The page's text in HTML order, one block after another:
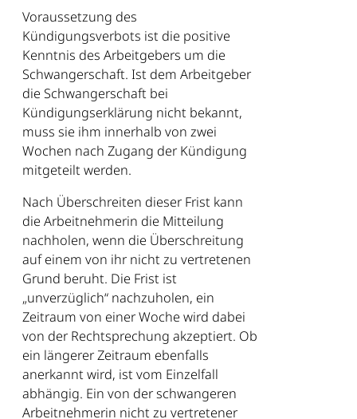
Voraussetzung des
Kündigungsverbots ist die positive
Kenntnis des Arbeitgebers um die
Schwangerschaft. Ist dem Arbeitgeber
die Schwangerschaft bei
Kündigungserklärung nicht bekannt,
muss sie ihm innerhalb von zwei
Wochen nach Zugang der Kündigung
mitgeteilt werden.
Nach Überschreiten dieser Frist kann
die Arbeitnehmerin die Mitteilung
nachholen, wenn die Überschreitung
auf einem von ihr nicht zu vertretenen
Grund beruht. Die Frist ist
„unverzüglich“ nachzuholen, ein
Zeitraum von einer Woche wird dabei
von der Rechtsprechung akzeptiert. Ob
ein längerer Zeitraum ebenfalls
anerkannt wird, ist vom Einzelfall
abhängig. Ein von der schwangeren
Arbeitnehmerin nicht zu vertretener